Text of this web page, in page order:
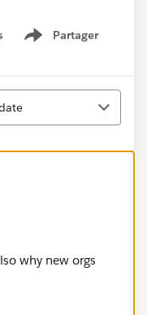
Partager
Show menu
why new orgs